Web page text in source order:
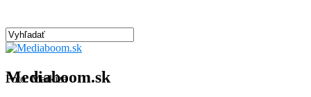
Mediaboom.sk
Foto: Markíza